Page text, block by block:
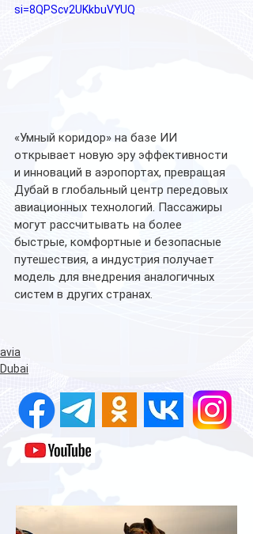
si=8QPScv2UKkbuVYUQ
«Умный коридор» на базе ИИ
открывает новую эру эффективности
и инноваций в аэропортах, превращая
Дубай в глобальный центр передовых
авиационных технологий. Пассажиры
могут рассчитывать на более
быстрые, комфортные и безопасные
путешествия, а индустрия получает
модель для внедрения аналогичных
систем в других странах.
avia
Dubai